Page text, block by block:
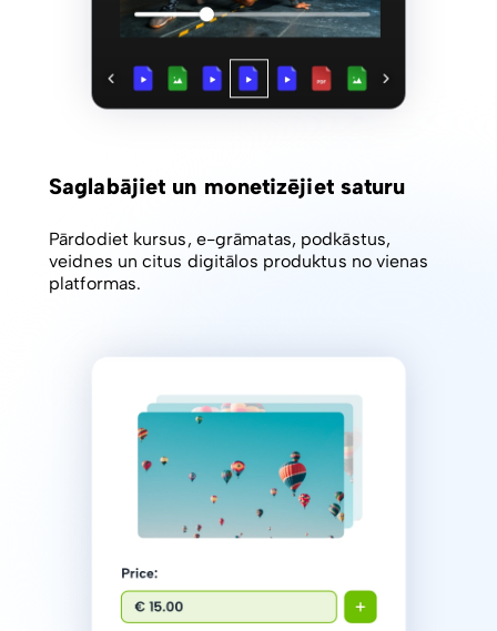
Saglabājiet un monetizējiet saturu
Pārdodiet kursus, e-grāmatas, podkāstus,
veidnes un citus digitālos produktus no vienas
platformas.